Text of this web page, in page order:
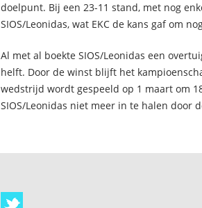
doelpunt. Bij een 23-11 stand, met nog
SIOS/Leonidas, wat EKC de kans gaf om
Al met al boekte SIOS/Leonidas een
helft. Door de winst blijft het
wedstrijd wordt gespeeld op 1 maart om
SIOS/Leonidas niet meer in te halen door